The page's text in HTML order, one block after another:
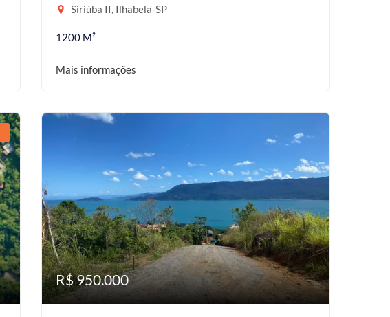
Siriúba II, Ilhabela-SP
1200 M²
Mais informações
R$ 950.000